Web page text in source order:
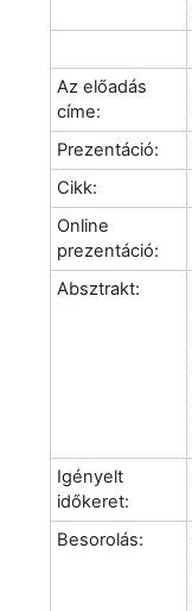
Az előadás
címe:
Prezentáció:
Cikk:
Online
prezentáció:
Absztrakt:
Igényelt
időkeret:
Besorolás: